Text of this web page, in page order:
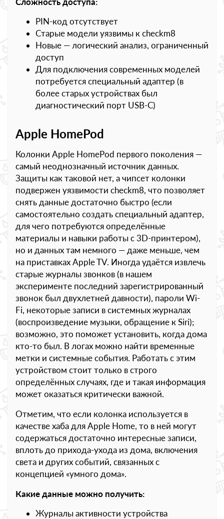
PIN-код отсутствует
Старые модели уязвимы к checkm8
Новые — логический анализ, ограниченный
доступ
Для подключения современных моделей
потребуется специальный адаптер (в
более старых устройствах был
диагностический порт USB-C)
Apple HomePod
Колонки Apple HomePod первого поколения —
самый неоднозначный источник данных.
Защиты как таковой нет, а чипсет колонки
подвержен уязвимости checkm8, что позволяет
снять данные достаточно быстро (если
самостоятельно создать специальный адаптер,
для чего потребуются определённые
материалы и навыки работы с 3D-принтером),
но и данных там немного — даже меньше, чем
на приставках Apple TV. Иногда удаётся извлечь
старые журналы звонков (в нашем
эксперименте последний зарегистрированный
звонок был двухлетней давности), пароли Wi-
Fi, некоторые записи в системных журналах
(воспроизведение музыки, обращение к Siri);
возможно, это поможет установить, когда дома
кто-то был. В логах можно найти временные
метки и системные события. Работать с этим
устройством стоит только в строго
определённых случаях, где и такая информация
может оказаться критически важной.
Отметим, что если колонка используется в
качестве хаба для Apple Home, то в ней могут
содержаться достаточно интересные записи,
вплоть до прихода-ухода из дома, включения
света и других событий, связанных с
концепцией «умного дома».
Какие данные можно получить:
Журналы активности устройства